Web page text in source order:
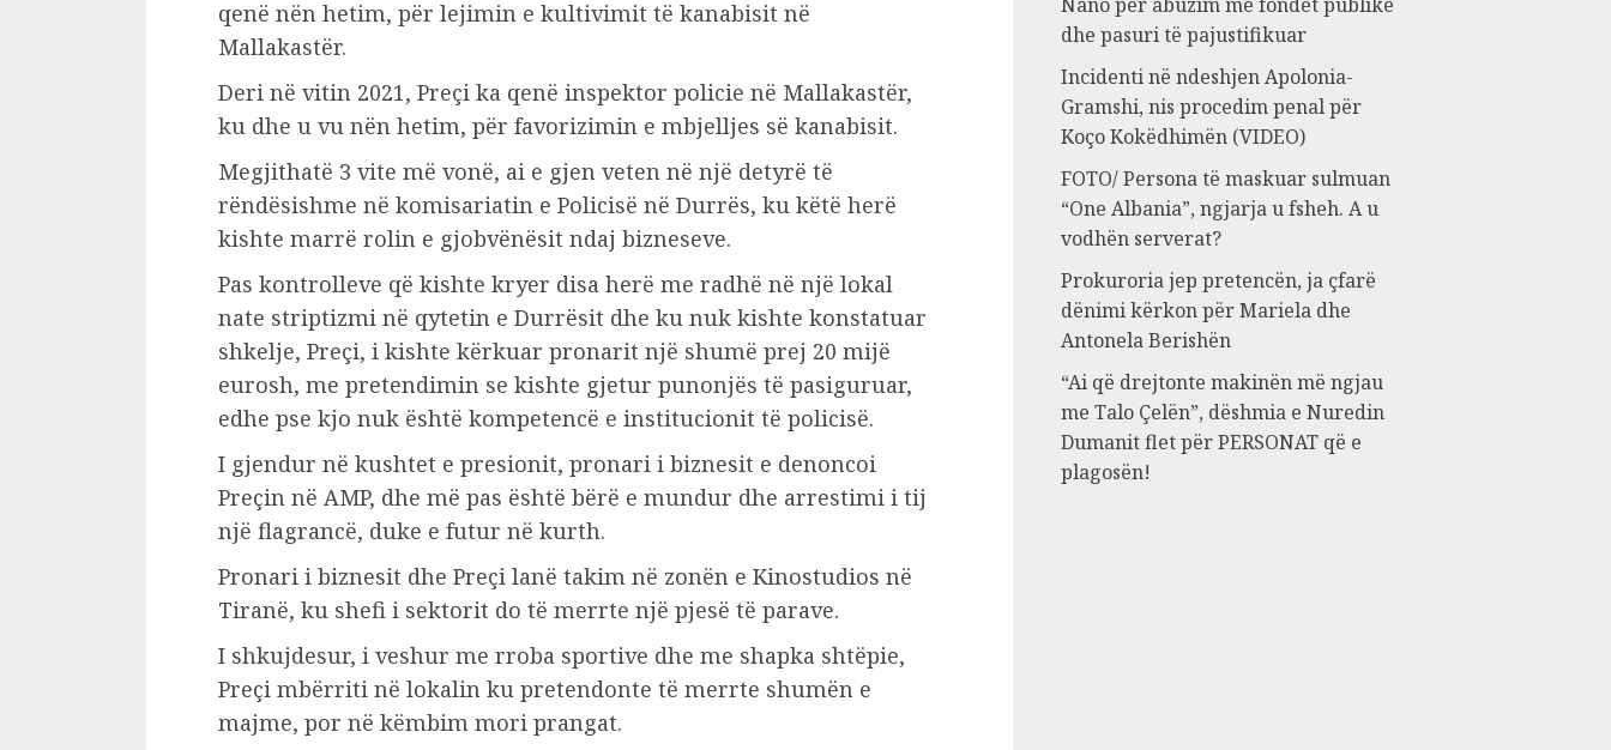
qenë nën hetim, për lejimin e kultivimit të kanabisit në
Mallakastër.
Deri në vitin 2021, Preçi ka qenë inspektor policie në Mallakastër,
ku dhe u vu nën hetim, për favorizimin e mbjelljes së kanabisit.
Megjithatë 3 vite më vonë, ai e gjen veten në një detyrë të
rëndësishme në komisariatin e Policisë në Durrës, ku këtë herë
kishte marrë rolin e gjobvënësit ndaj bizneseve.
Pas kontrolleve që kishte kryer disa herë me radhë në një lokal
nate striptizmi në qytetin e Durrësit dhe ku nuk kishte konstatuar
shkelje, Preçi, i kishte kërkuar pronarit një shumë prej 20 mijë
eurosh, me pretendimin se kishte gjetur punonjës të pasiguruar,
edhe pse kjo nuk është kompetencë e institucionit të policisë.
I gjendur në kushtet e presionit, pronari i biznesit e denoncoi
Preçin në AMP, dhe më pas është bërë e mundur dhe arrestimi i tij
një flagrancë, duke e futur në kurth.
Pronari i biznesit dhe Preçi lanë takim në zonën e Kinostudios në
Tiranë, ku shefi i sektorit do të merrte një pjesë të parave.
I shkujdesur, i veshur me rroba sportive dhe me shapka shtëpie,
Preçi mbërriti në lokalin ku pretendonte të merrte shumën e
majme, por në këmbim mori prangat.
dhe pasuri të pajustifikuar
Incidenti në ndeshjen Apolonia-
Gramshi, nis procedim penal për
Koço Kokëdhimën (VIDEO)
FOTO/ Persona të maskuar sulmuan
“One Albania”, ngjarja u fsheh. A u
vodhën serverat?
Prokuroria jep pretencën, ja çfarë
dënimi kërkon për Mariela dhe
Antonela Berishën
“Ai që drejtonte makinën më ngjau
me Talo Çelën”, dëshmia e Nuredin
Dumanit flet për PERSONAT që e
plagosën!